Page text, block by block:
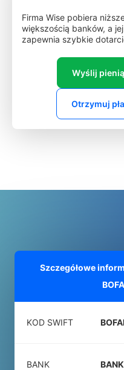
Firma Wise pobiera
większością banków, a
zapewnia szybkie
Wyślij
Otrzymuj
Szczegółowe
KOD SWIFT
BANK